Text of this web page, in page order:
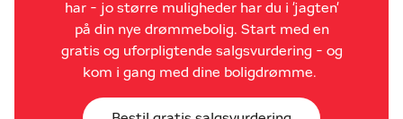
har - jo større muligheder har du i 'jagten'
på din nye drømmebolig. Start med en
gratis og uforpligtende salgsvurdering - og
kom i gang med dine boligdrømme.